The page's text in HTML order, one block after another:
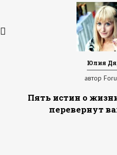
Юлия
автор
Пять истин о
перевернут